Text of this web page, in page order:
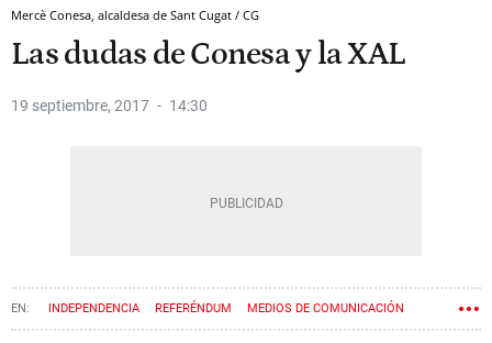
Mercè Conesa, alcaldesa de Sant Cugat / CG
Las dudas de Conesa y la XAL
19 septiembre, 2017 14:30
INDEPENDENCIA REFERÉNDUM MEDIOS DE COMUNICACIÓN